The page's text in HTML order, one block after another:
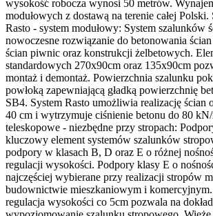
wysokość robocza wynosi 50 metrów.
modułowych z dostawą na terenie całej
Rasto - system modułowy: System szalunków
nowoczesne rozwiązanie do betonowania
ścian piwnic oraz konstrukcji żelbetowych.
standardowych 270x90cm oraz 135x90cm
montaż i demontaż. Powierzchnia szalunku
powłoką zapewniającą gładką powierzchnię
SB4. System Rasto umożliwia realizację ścian
40 cm i wytrzymuje ciśnienie betonu do 80
teleskopowe - niezbędne przy stropach:
kluczowy element systemów szalunków
podpory w klasach B, D oraz E o różnej
regulacji wysokości. Podpory klasy E o
najczęściej wybierane przy realizacji stropów
budownictwie mieszkaniowym i
regulacja wysokości co 5cm pozwala na